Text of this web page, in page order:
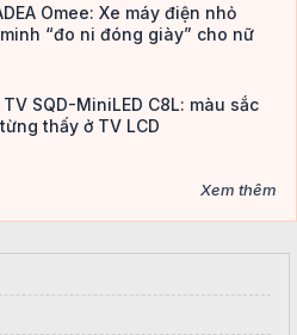
Omee: Xe máy điện nhỏ
“đo ni đóng giày” cho nữ
SQD-MiniLED C8L: màu sắc
thấy ở TV LCD
Xem thêm